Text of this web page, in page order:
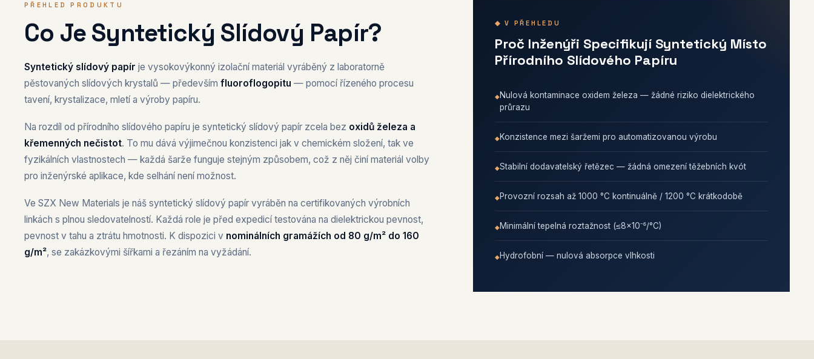
PŘEHLED PRODUKTU
Co Je Syntetický Slídový Papír?
Syntetický slídový papír je vysokovýkonný izolační materiál vyráběný z laboratorně
pěstovaných slídových krystalů — především fluoroflogopitu — pomocí řízeného procesu
tavení, krystalizace, mletí a výroby papíru.
Na rozdíl od přírodního slídového papíru je syntetický slídový papír zcela bez oxidů železa a
křemenných nečistot. To mu dává výjimečnou konzistenci jak v chemickém složení, tak ve
fyzikálních vlastnostech — každá šarže funguje stejným způsobem, což z něj činí materiál volby
pro inženýrské aplikace, kde selhání není možnost.
Ve SZX New Materials je náš syntetický slídový papír vyráběn na certifikovaných výrobních
linkách s plnou sledovatelností. Každá role je před expedicí testována na dielektrickou pevnost,
pevnost v tahu a ztrátu hmotnosti. K dispozici v nominálních gramážích od 80 g/m² do 160
g/m², se zakázkovými šířkami a řezáním na vyžádání.
◆ V PŘEHLEDU
Proč Inženýři Specifikují Syntetický Místo
Přírodního Slídového Papíru
Nulová kontaminace oxidem železa — žádné riziko dielektrického
průrazu
Konzistence mezi šaržemi pro automatizovanou výrobu
Stabilní dodavatelský řetězec — žádná omezení těžebních kvót
Provozní rozsah až 1000 °C kontinuálně / 1200 °C krátkodobě
Minimální tepelná roztažnost (≤8×10⁻⁶/°C)
Hydrofobní — nulová absorpce vlhkosti